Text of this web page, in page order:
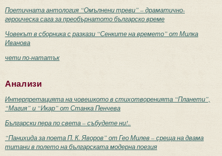
Поетичната антология “Омълнени треви” – драматично-
героическа сага за преобърнатото българско време
Човекът в сборника с разкази “Сенките на времето” от Милка
Иванова
чети по-нататък
Анализи
Интерпретацията на човешкото в стихотворенията “Планети”,
“Магия” и “Икар” от Станка Пенчева
Български пера по света – събудете ни!..
“Панихида за поета П. К. Яворов” от Гео Милев – среща на двама
титани в полето на българската модерна поезия